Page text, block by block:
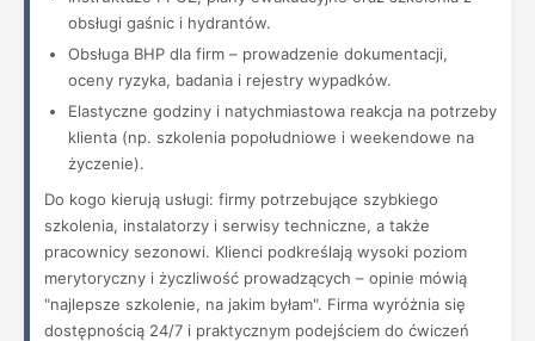
obsługi gaśnic i hydrantów.
Obsługa BHP dla firm – prowadzenie dokumentacji,
oceny ryzyka, badania i rejestry wypadków.
Elastyczne godziny i natychmiastowa reakcja na potrzeby
klienta (np. szkolenia popołudniowe i weekendowe na
życzenie).
Do kogo kierują usługi: firmy potrzebujące szybkiego
szkolenia, instalatorzy i serwisy techniczne, a także
pracownicy sezonowi. Klienci podkreślają wysoki poziom
merytoryczny i życzliwość prowadzących – opinie mówią
"najlepsze szkolenie, na jakim byłam". Firma wyróżnia się
dostępnością 24/7 i praktycznym podejściem do ćwiczeń